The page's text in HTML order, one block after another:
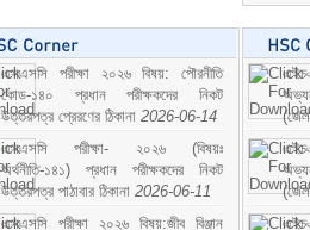
এসএসসি পরীক্ষা ২০২৬ বিষয়: পৌরনীতি
কোড-১৪০ প্রধান পরীক্ষকদের নিকট
উত্তরপত্র প্রেরণের ঠিকানা 2026-06-14
এসএসসি পরীক্ষা- ২০২৬ (বিষয়ঃ
অর্থনীতি-১৪১) প্রধান পরীক্ষকদের নিকট
উত্তরপত্র পাঠাবার ঠিকানা 2026-06-11
এসএসসি পরীক্ষা ২০২৬ বিষয়:জীব বিঞ্জান